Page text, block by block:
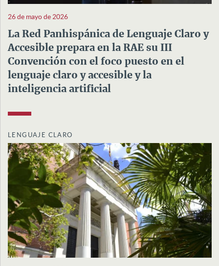
26 de mayo de 2026
La Red Panhispánica de Lenguaje Claro y
Accesible prepara en la RAE su III
Convención con el foco puesto en el
lenguaje claro y accesible y la
inteligencia artificial
LENGUAJE CLARO